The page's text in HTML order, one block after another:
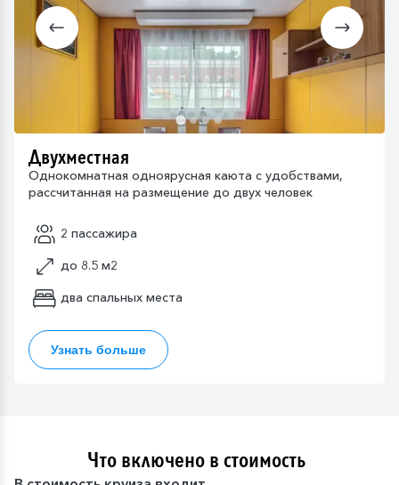
Двухместная
Однокомнатная одноярусная каюта с удобствами,
рассчитанная на размещение до двух человек
2 пассажира
до 8.5 м2
два спальных места
Узнать больше
Что включено в стоимость